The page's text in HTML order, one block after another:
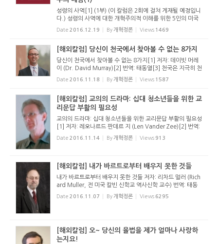
성령의 사역[1] (1부) (이 칼럼은 2회에 걸쳐 게재될 예정입니
다.) 성령의 사역에 대한 개혁주의적 이해를 위한 5인의 미국
칼빈 신학교 교수들(캘덜먼, 볼트, 쿠퍼, 훌스터, 스미스)의 대
담[2] 번역: 태동열 (미국 칼빈 신학교 조직신학 박사과정 중)
Date 2016.12.19 By 개혁정론 Views 1469
[해외칼럼] 당신이 천국에서 찾아볼 수 없는 8가지
당신이 천국에서 찾아볼 수 없는 8가지[1] 저자: 데이빗 머레
이 (Dr. David Murray)[2] 번역: 태동열[3] 천국은 지극히 천
상적이어서 지상의 피조물들에겐 그곳이 참으로 어떠한 모습
일 지 이해하기 힘들다. 이것은 성경이 왜 자주 천국을 ‘어떤 것
Date 2016.11.18 By 개혁정론 Views 1587
[해외칼럼] 교의의 드라마: 십대 청소년들을 위한 교
리문답 부활의 필요성
교의의 드라마: 십대 청소년들을 위한 교리문답 부활의 필요성
[1] 저자: 레오나르드 판데르 지 (Len Vander Zee)[2] 번역:
태동열 (미국 칼빈 신학교 조직신학 박사과정 중) 필자는 북미
기독개혁교단(Cristian Reformed Church)에 있는 목사들과
Date 2016.11.14 By 개혁정론 Views 913
[해외칼럼] 내가 바르트로부터 배우지 못한 것들
내가 바르트로부터 배우지 못한 것들 저자: 리차드 멀러 (Rich
ard Muller, 전 미국 칼빈 신학교 역사신학 교수) 번역: 태동
열 (미국 칼빈 신학교 조직신학 박사과정 중) 지난 한 해 (198
6년) 동안 칼 바르트 탄생 100주년을 기념하고 20세기 신학
Date 2016.11.07 By 개혁정론 Views 6295
[해외칼럼] 오~ 당신의 율법을 제가 얼마나 사랑하
는지요!